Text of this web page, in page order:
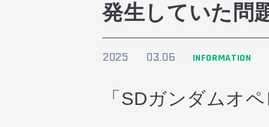
発生していた問
2025 03.06 INFORMATION
「SDガンダムオ